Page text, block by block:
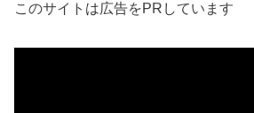
このサイトは広告をPRしています